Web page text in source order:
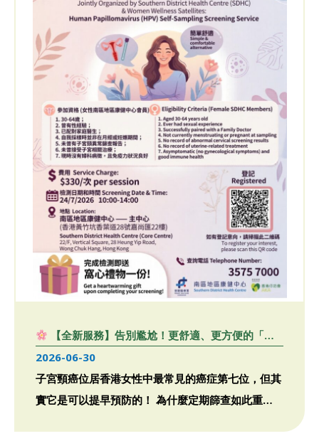
【全新服務】告別尷尬！更舒適、更方便的「人
類乳頭瘤病毒（HPV）自我採樣」服務現已推出
2026-06-30
子宮頸癌位居香港女性中最常見的癌症第七位，但其
實它是可以提早預防的！ 為什麼定期篩查如此重